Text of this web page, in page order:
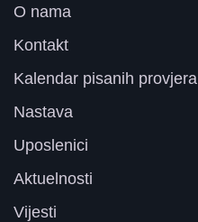
O nama
Kontakt
Kalendar pisanih provjera
Nastava
Uposlenici
Aktuelnosti
Vijesti